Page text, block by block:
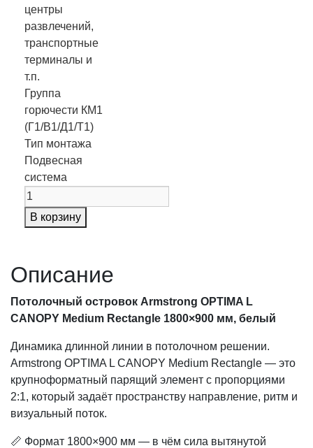
центры
развлечений,
транспортные
терминалы и
т.п.
Группа
горючести КМ1
(Г1/В1/Д1/Т1)
Тип монтажа
Подвесная
система
В корзину
Описание
Потолочный островок Armstrong OPTIMA L
CANOPY Medium Rectangle 1800×900 мм, белый
Динамика длинной линии в потолочном решении.
Armstrong OPTIMA L CANOPY Medium Rectangle — это
крупноформатный парящий элемент с пропорциями
2:1, который задаёт пространству направление, ритм и
визуальный поток.
📏 Формат 1800×900 мм — в чём сила вытянутой